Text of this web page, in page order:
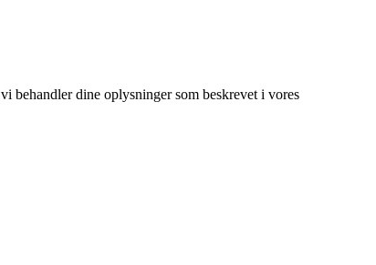
behandler dine oplysninger som beskrevet i vores